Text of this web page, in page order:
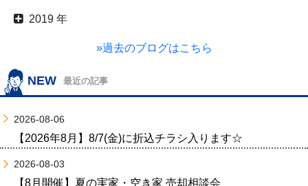
2019 年
»過去のブログはこちら
NEW 最近の記事
2026-08-06
【2026年8月】8/7(金)に折込チラシ入ります☆
2026-08-03
【8月開催】夏の実家・空き家 売却相談会